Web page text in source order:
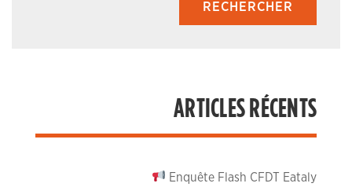
ARTICLES RÉCENTS
Enquête Flash CFDT Eataly